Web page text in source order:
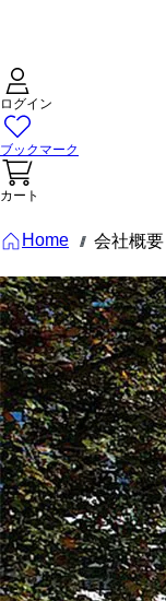
ログイン
ブックマーク
カート
Home /// 会社概要